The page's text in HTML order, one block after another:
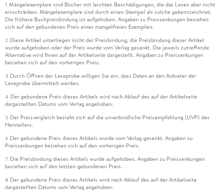
1 Mängelexemplare sind Bücher mit leichten Beschädigungen, die das Lesen aber nicht
einschränken. Mängelexemplare sind durch einen Stempel als solche gekennzeichnet.
Die frühere Buchpreisbindung ist aufgehoben. Angaben zu Preissenkungen beziehen
sich auf den gebundenen Preis eines mangelfreien Exemplars.
2 Diese Artikel unterliegen nicht der Preisbindung, die Preisbindung dieser Artikel
wurde aufgehoben oder der Preis wurde vom Verlag gesenkt. Die jeweils zutreffende
Alternative wird Ihnen auf der Artikelseite dargestellt. Angaben zu Preissenkungen
beziehen sich auf den vorherigen Preis.
3 Durch Öffnen der Leseprobe willigen Sie ein, dass Daten an den Anbieter der
Leseprobe übermittelt werden.
4 Der gebundene Preis dieses Artikels wird nach Ablauf des auf der Artikelseite
dargestellten Datums vom Verlag angehoben.
5 Der Preisvergleich bezieht sich auf die unverbindliche Preisempfehlung (UVP) des
Herstellers.
6 Der gebundene Preis dieses Artikels wurde vom Verlag gesenkt. Angaben zu
Preissenkungen beziehen sich auf den vorherigen Preis.
7 Die Preisbindung dieses Artikels wurde aufgehoben. Angaben zu Preissenkungen
beziehen sich auf den letzten gebundenen Preis.
8 Der gebundene Preis dieses Artikels wird nach Ablauf des auf der Artikelseite
dargestellten Datums vom Verlag angehoben.